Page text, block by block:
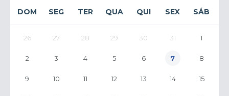
DOM SEG TER QUA QUI SEX SÁB
26 27 28 29 30 31 1
2 3 4 5 6 7 8
9 10 11 12 13 14 15